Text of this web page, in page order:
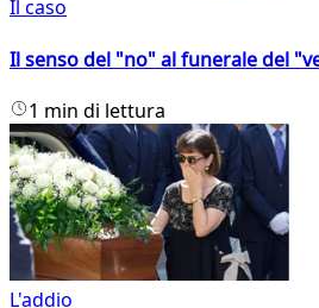
Il caso
Il senso del "no" al funerale del
1 min di lettura
L'addio